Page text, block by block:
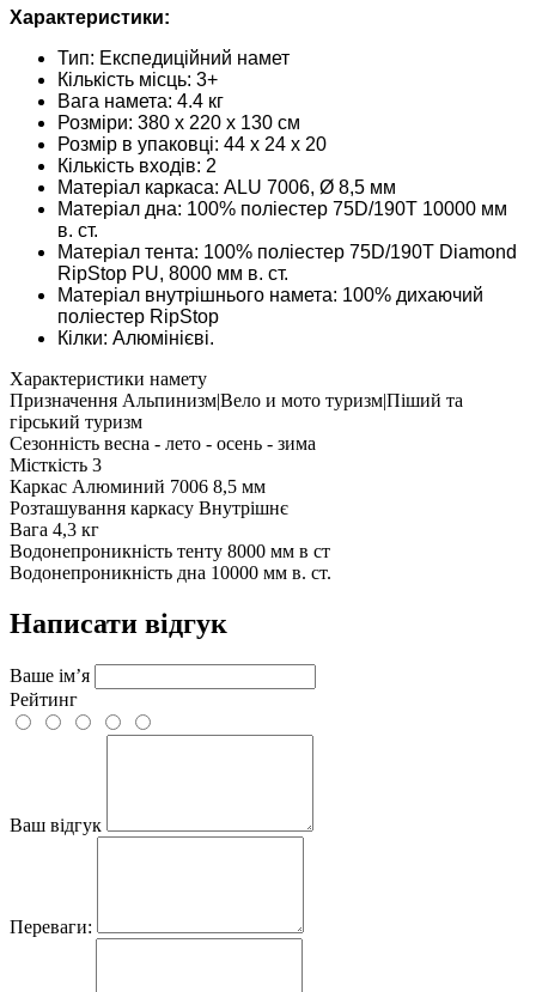
Характеристики:
Тип: Експедиційний намет
Кількість місць: 3+
Вага намета: 4.4 кг
Розміри: 380 х 220 х 130 см
Розмір в упаковці: 44 х 24 х 20
Кількість входів: 2
Матеріал каркаса: ALU 7006, Ø 8,5 мм
Матеріал дна: 100% поліестер 75D/190T 10000 мм
в. ст.
Матеріал тента: 100% поліестер 75D/190T Diamond
RipStop PU, 8000 мм в. ст.
Матеріал внутрішнього намета: 100% дихаючий
поліестер RipStop
Кілки: Алюмінієві.
Характеристики намету
Призначення Альпинизм|Вело и мото туризм|Піший та
гірський туризм
Сезонність весна - лето - осень - зима
Місткість 3
Каркас Алюминий 7006 8,5 мм
Розташування каркасу Внутрішнє
Вага 4,3 кг
Водонепроникність тенту 8000 мм в ст
Водонепроникність дна 10000 мм в. ст.
Написати відгук
Ваше ім’я
Рейтинг
Ваш відгук
Переваги: